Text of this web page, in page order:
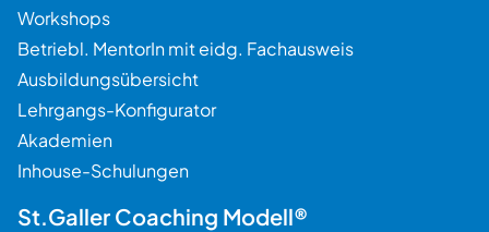
Workshops
Betriebl. MentorIn mit eidg. Fachausweis
Ausbildungsübersicht
Lehrgangs-Konfigurator
Akademien
Inhouse-Schulungen
St.Galler Coaching Modell®